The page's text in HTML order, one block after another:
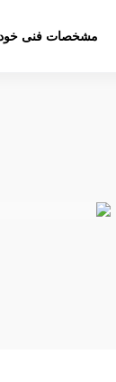
مشخصات فنی